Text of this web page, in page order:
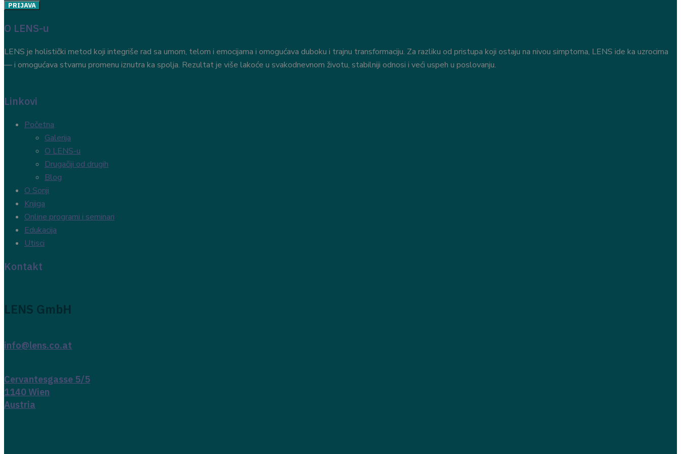
O LENS-u
LENS je holistički metod koji integriše rad sa umom, telom i emocijama i omogućava duboku i trajnu transformaciju. Za razliku od pristupa koji ostaju na nivou simptoma, LENS ide ka uzrocima
— i omogućava stvarnu promenu iznutra ka spolja. Rezultat je više lakoće u svakodnevnom životu, stabilniji odnosi i veći uspeh u poslovanju.
Linkovi
Početna
Galerija
O LENS-u
Drugačiji od drugih
Blog
O Sonji
Knjiga
Online programi i seminari
Edukacija
Utisci
Kontakt
LENS GmbH
info@lens.co.at
Cervantesgasse 5/5
1140 Wien
Austria